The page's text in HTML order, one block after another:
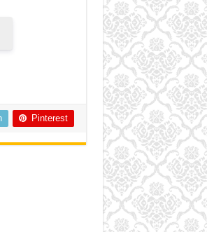
Pinterest